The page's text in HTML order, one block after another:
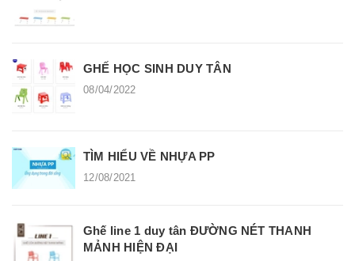
GHẾ HỌC SINH DUY TÂN
08/04/2022
TÌM HIỂU VỀ NHỰA PP
12/08/2021
Ghế line 1 duy tân ĐƯỜNG NÉT THANH
MẢNH HIỆN ĐẠI